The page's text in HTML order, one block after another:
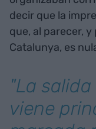
decir que la
que, al parecer,
Catalunya, es
"La
viene